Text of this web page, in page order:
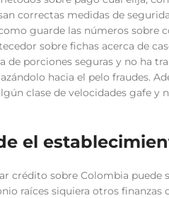
correctas medidas de
guarde las números sobre
sobre fichas acerca de
de porciones seguras y no ha
hacia el pelo fraudes.
clase de velocidades gafe y
el
crédito sobre Colombia
raíces siquiera otros